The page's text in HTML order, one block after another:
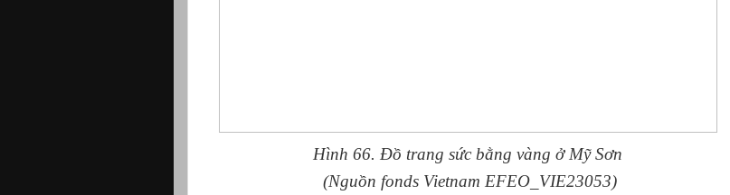
Hình 66. Đồ trang sức bằng vàng ở Mỹ Sơn
(Nguồn fonds Vietnam EFEO_VIE23053)